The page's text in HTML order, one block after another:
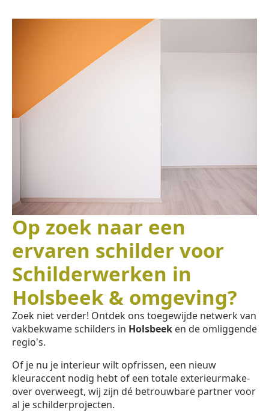
Op zoek naar een
ervaren schilder voor
Schilderwerken in
Holsbeek & omgeving?
Zoek niet verder! Ontdek ons toegewijde netwerk van
vakbekwame schilders in Holsbeek en de omliggende
regio's.
Of je nu je interieur wilt opfrissen, een nieuw
kleuraccent nodig hebt of een totale exterieurmake-
over overweegt, wij zijn dé betrouwbare partner voor
al je schilderprojecten.